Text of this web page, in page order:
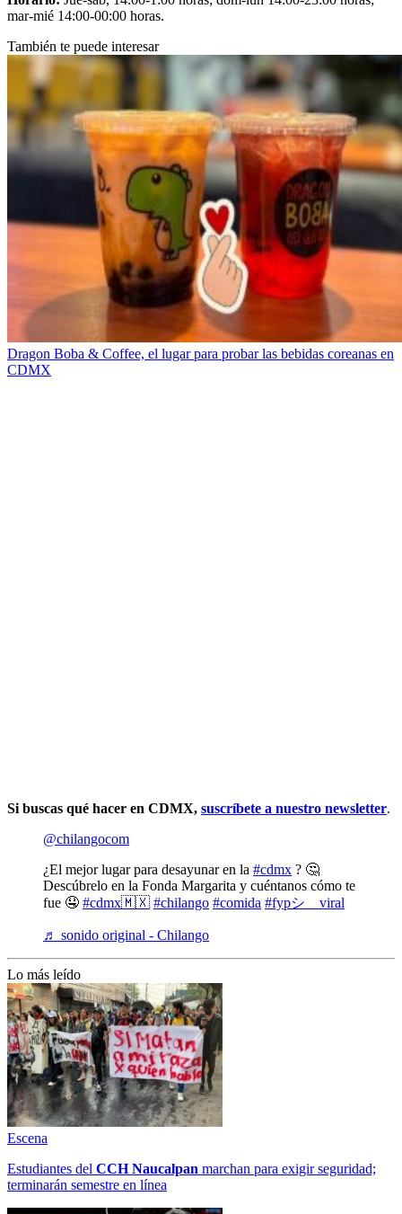
mar-mié 14:00-00:00 horas.
También te puede interesar
Dragon Boba & Coffee, el lugar para probar las bebidas coreanas en
CDMX
Si buscas qué hacer en CDMX, suscríbete a nuestro newsletter.
@chilangocom
¿El mejor lugar para desayunar en la #cdmx ? 🤔
Descúbrelo en la Fonda Margarita y cuéntanos cómo te
fue 🤤 #cdmx🇲🇽 #chilango #comida #fypシ゚viral
♬ sonido original - Chilango
Lo más leído
Escena
Estudiantes del CCH Naucalpan marchan para exigir seguridad;
terminarán semestre en línea